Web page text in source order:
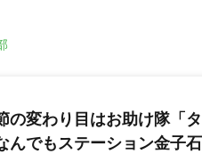
の変わり目はお助け隊「
んでもステーション金子